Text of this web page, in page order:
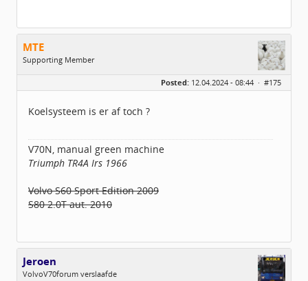
MTE
Supporting Member
Leeftijd:
55
Geregistreerd:02 / 2021
Posted: 12.04.2024 - 08:44 · #175
Koelsysteem is er af toch ?
V70N, manual green machine
Triumph TR4A Irs 1966
Volvo S60 Sport Edition 2009
S80 2.0T aut. 2010
Jeroen
VolvoV70forum verslaafde